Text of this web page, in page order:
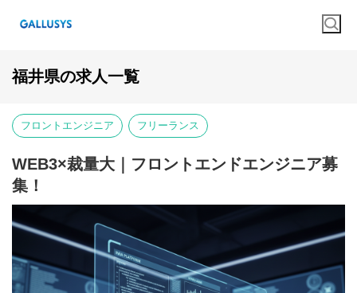
福井県の求人一覧
フロントエンジニア フリーランス
WEB3×裁量大｜フロントエンドエンジニア募
集！